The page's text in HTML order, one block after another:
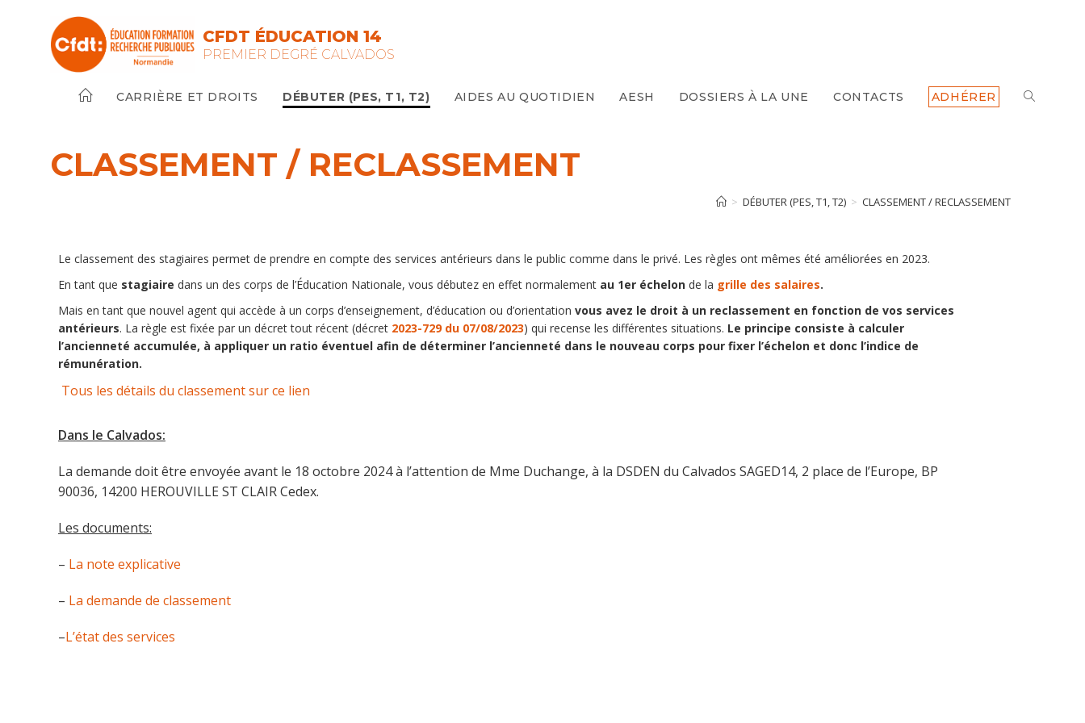
CFDT ÉDUCATION 14
PREMIER DEGRÉ CALVADOS
CARRIÈRE ET DROITS DÉBUTER (PES, T1, T2) AIDES AU QUOTIDIEN AESH DOSSIERS À LA UNE CONTACTS ADHÉRER
CLASSEMENT / RECLASSEMENT
> DÉBUTER (PES, T1, T2) > CLASSEMENT / RECLASSEMENT
Le classement des stagiaires permet de prendre en compte des services antérieurs dans le public comme dans le privé. Les règles ont mêmes été améliorées en 2023.
En tant que stagiaire dans un des corps de l’Éducation Nationale, vous débutez en effet normalement au 1er échelon de la grille des salaires.
Mais en tant que nouvel agent qui accède à un corps d’enseignement, d’éducation ou d’orientation vous avez le droit à un reclassement en fonction de vos services
antérieurs. La règle est fixée par un décret tout récent (décret 2023-729 du 07/08/2023) qui recense les différentes situations. Le principe consiste à calculer
l’ancienneté accumulée, à appliquer un ratio éventuel afin de déterminer l’ancienneté dans le nouveau corps pour fixer l’échelon et donc l’indice de
rémunération.
Tous les détails du classement sur ce lien
Dans le Calvados:
La demande doit être envoyée avant le 18 octobre 2024 à l’attention de Mme Duchange, à la DSDEN du Calvados SAGED14, 2 place de l’Europe, BP
90036, 14200 HEROUVILLE ST CLAIR Cedex.
Les documents:
– La note explicative
– La demande de classement
–L’état des services